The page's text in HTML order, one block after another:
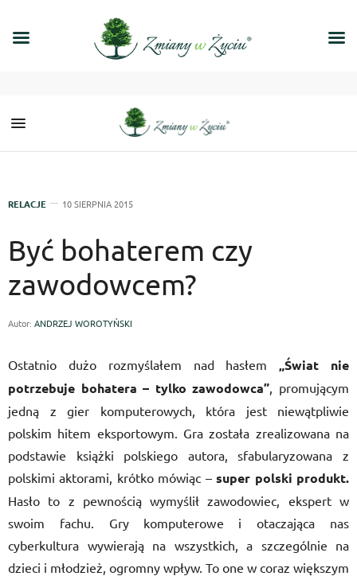
RELACJE 10 SIERPNIA 2015
Być bohaterem czy
zawodowcem?
Autor: ANDRZEJ WOROTYŃSKI
Ostatnio dużo rozmyślałem nad hasłem„Świat nie
potrzebuje bohatera – tylko zawodowca”, promującym
jedną z gier komputerowych, która jest niewątpliwie
polskim hitem eksportowym. Gra została zrealizowana na
podstawie książki polskiego autora, sfabularyzowana z
polskimi aktorami, krótko mówiąc –super polski produkt.
Hasło to z pewnością wymyślił zawodowiec, ekspert w
swoim fachu. Gry komputerowe i otaczająca nas
cyberkultura wywierają na wszystkich, a szczególnie na
dzieci i młodzież, ogromny wpływ. To one w coraz większym